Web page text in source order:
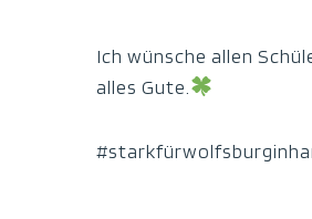
Ich wünsche allen
alles Gute.